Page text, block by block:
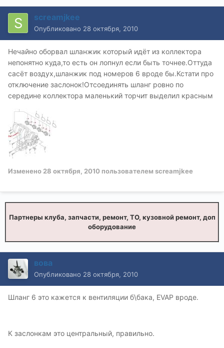
screamjkee
Опубликовано 28 октября, 2010
Нечайно оборвал шланжик который идёт из коллектора
непонятно куда,то есть он лопнул если быть точнее.Оттуда
сасёт воздух,шланжик под номеров 6 вроде бы.Кстати про
отключение заслонок!Отсоединять шланг ровно по
середине коллектора маленький торчит выделил красным
Изменено 28 октября, 2010 пользователем screamjkee
Партнеры клуба, запчасти, ремонт, ТО, кузовной ремонт, доп
оборудование
вова
Опубликовано 28 октября, 2010
Шланг 6 это кажется к вентиляции б\бака, EVAP вроде.
К заслонкам это центральный, правильно.